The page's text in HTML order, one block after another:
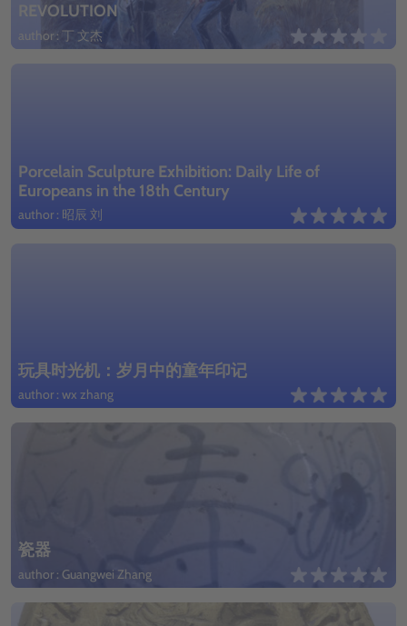
REVOLUTION
author : 丁 文杰
Porcelain Sculpture Exhibition: Daily Life of
Europeans in the 18th Century
author : 昭辰 刘
玩具时光机：岁月中的童年印记
author : wx zhang
瓷器
author : Guangwei Zhang